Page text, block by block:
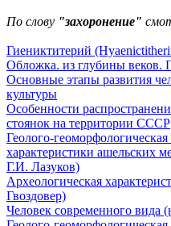
По слову "захоронение"
Гиениктитерий
Обложка. из глубины веков.
Основные этапы развития
культуры
Особенности
стоянок на территории СССР
Геолого-
характеристики ашельских
Г.И. Лазуков)
Археологическая
Гвоздовер)
Человек современного вида